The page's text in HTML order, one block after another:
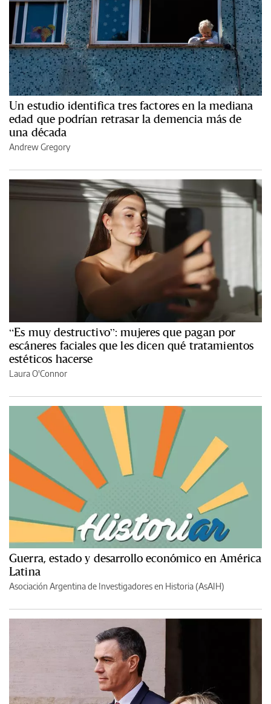
Un estudio identifica tres factores en la mediana
edad que podrían retrasar la demencia más de
una década
Andrew Gregory
“Es muy destructivo”: mujeres que pagan por
escáneres faciales que les dicen qué tratamientos
estéticos hacerse
Laura O'Connor
Guerra, estado y desarrollo económico en América
Latina
Asociación Argentina de Investigadores en Historia (AsAIH)